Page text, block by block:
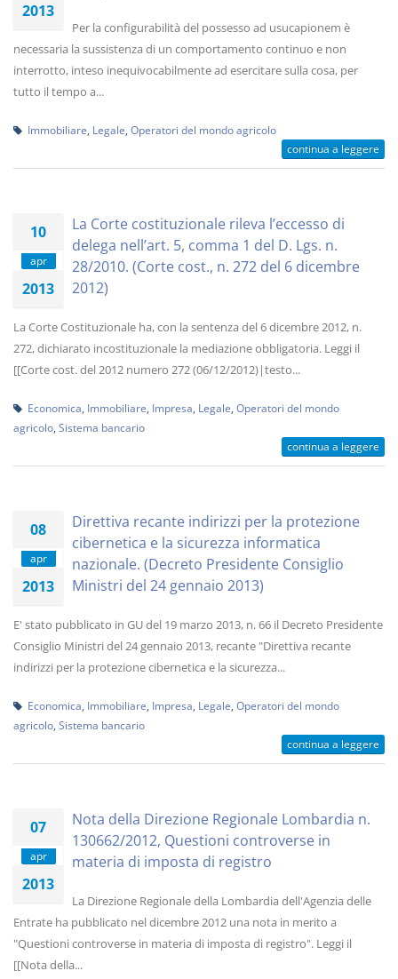
2013
Per la configurabilità del possesso ad usucapionem è
necessaria la sussistenza di un comportamento continuo e non
interrotto, inteso inequivocabilmente ad esercitare sulla cosa, per
tutto il tempo a...
Immobiliare Legale Operatori del mondo agricolo
continua a leggere
10
apr
2013
La Corte costituzionale rileva l’eccesso di
delega nell’art. 5, comma 1 del D. Lgs. n.
28/2010. (Corte cost., n. 272 del 6 dicembre
2012)
La Corte Costituzionale ha, con la sentenza del 6 dicembre 2012, n.
272, dichiarato incostituzionale la mediazione obbligatoria. Leggi il
[[Corte cost. del 2012 numero 272 (06/12/2012)|testo...
Economica Immobiliare Impresa Legale Operatori del mondo
agricolo Sistema bancario
continua a leggere
08
apr
2013
Direttiva recante indirizzi per la protezione
cibernetica e la sicurezza informatica
nazionale. (Decreto Presidente Consiglio
Ministri del 24 gennaio 2013)
E' stato pubblicato in GU del 19 marzo 2013, n. 66 il Decreto Presidente
Consiglio Ministri del 24 gennaio 2013, recante "Direttiva recante
indirizzi per la protezione cibernetica e la sicurezza...
Economica Immobiliare Impresa Legale Operatori del mondo
agricolo Sistema bancario
continua a leggere
07
apr
2013
Nota della Direzione Regionale Lombardia n.
130662/2012, Questioni controverse in
materia di imposta di registro
La Direzione Regionale della Lombardia dell'Agenzia delle
Entrate ha pubblicato nel dicembre 2012 una nota in merito a
"Questioni controverse in materia di imposta di registro". Leggi il
[[Nota della...